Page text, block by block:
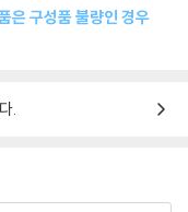
은 구성품 불량인 경우
.